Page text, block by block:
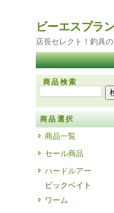
ビーエスプラン
店長セレクト！釣具
商品検索
商品選択
商品一覧
セール商品
ハードルアー
ビックベイト
ワーム